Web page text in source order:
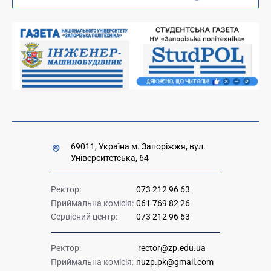
Накази та розпорядження для оприлюднення
Міністерство освіти і науки України
Урядова "гаряча лінія" 1545
69011, Україна м. Запоріжжя, вул.
Університетська, 64
Ректор:
073 212 96 63
Приймальна комісія: 061 769 82 26
Сервісний центр:
073 212 96 63
Ректор:
rector@zp.edu.ua
Приймальна комісія: nuzp.pk@gmail.com